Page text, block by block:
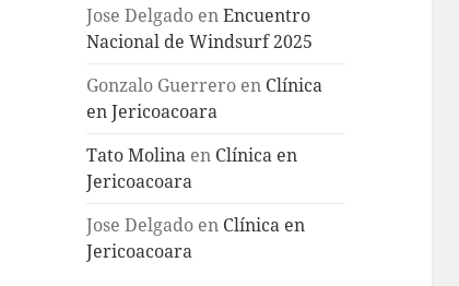
Jose Delgado enEncuentro
Nacional de Windsurf 2025
Gonzalo Guerrero en Clínica
en Jericoacoara
Tato Molina en Clínica en
Jericoacoara
Jose Delgado en Clínica en
Jericoacoara